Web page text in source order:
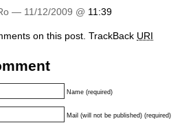
— 11/12/2009 @ 11:39
on this post. TrackBack URI
Name (required)
Mail (will not be published) (required)